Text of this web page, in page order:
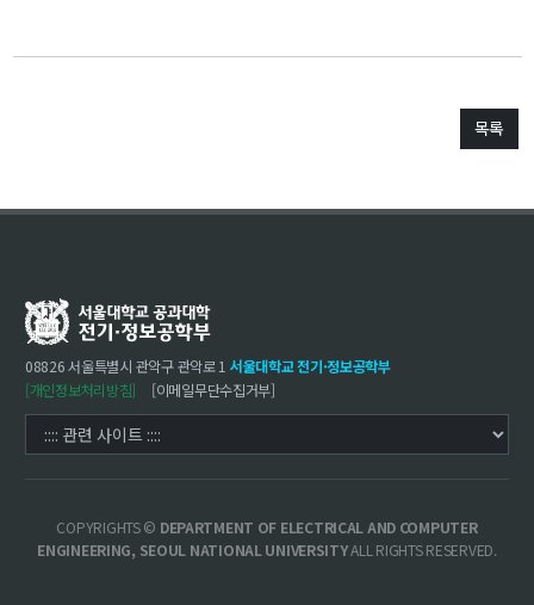
목록
08826 서울특별시 관악구 관악로 1 서울대학교 전기·정보공학부
[개인정보처리방침]
[이메일무단수집거부]
COPYRIGHTS © DEPARTMENT OF ELECTRICAL AND COMPUTER
ENGINEERING, SEOUL NATIONAL UNIVERSITYALL RIGHTS RESERVED.